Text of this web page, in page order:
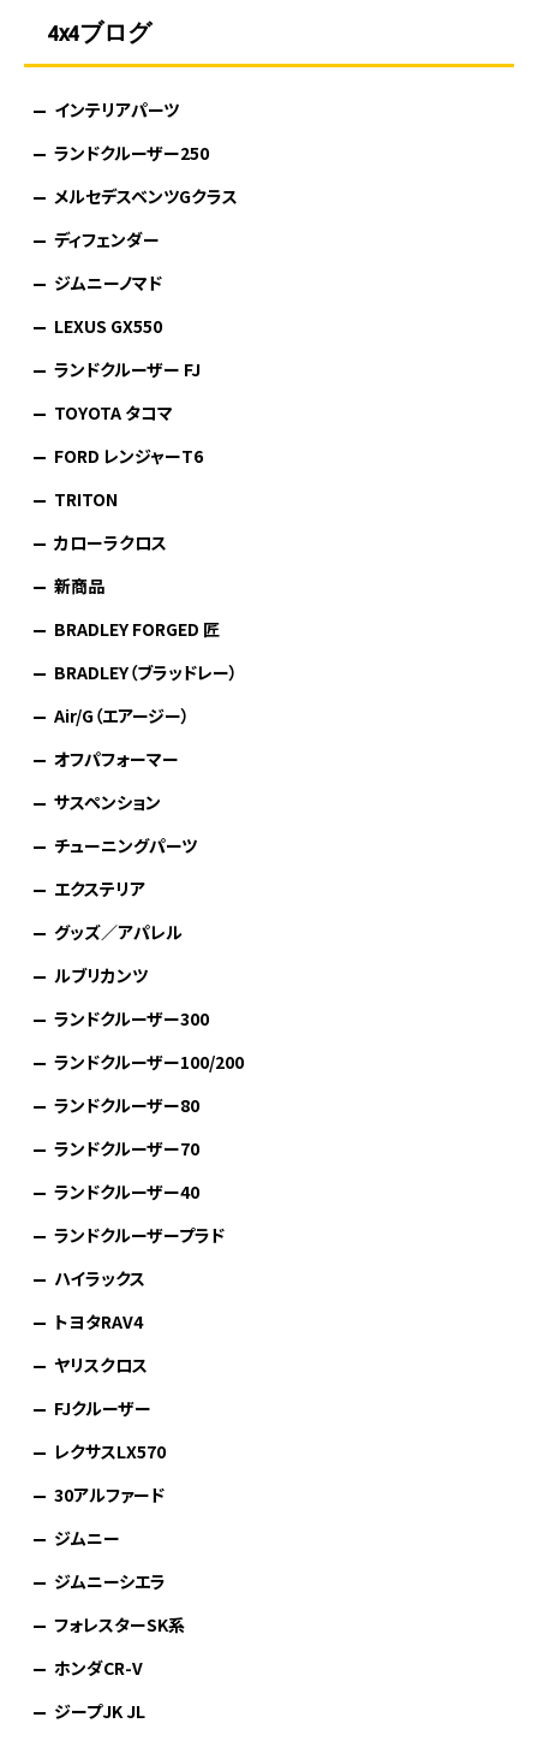
4x4ブログ
インテリアパーツ
ランドクルーザー250
メルセデスベンツGクラス
ディフェンダー
ジムニーノマド
LEXUS GX550
ランドクルーザー FJ
TOYOTA タコマ
FORD レンジャーT6
TRITON
カローラクロス
新商品
BRADLEY FORGED 匠
BRADLEY（ブラッドレー）
Air/G（エアージー）
オフパフォーマー
サスペンション
チューニングパーツ
エクステリア
グッズ／アパレル
ルブリカンツ
ランドクルーザー300
ランドクルーザー100/200
ランドクルーザー80
ランドクルーザー70
ランドクルーザー40
ランドクルーザープラド
ハイラックス
トヨタRAV4
ヤリスクロス
FJクルーザー
レクサスLX570
30アルファード
ジムニー
ジムニーシエラ
フォレスターSK系
ホンダCR-V
ジープJK JL